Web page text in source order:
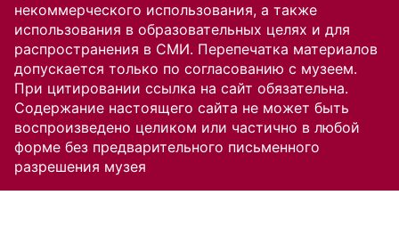
некоммерческого использования, а также
использования в образовательных целях и для
распространения в СМИ. Перепечатка материалов
допускается только по согласованию с музеем.
При цитировании ссылка на сайт обязательна.
Содержание настоящего сайта не может быть
воспроизведено целиком или частично в любой
форме без предварительного письменного
разрешения музея